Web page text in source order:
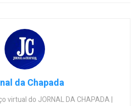
da Chapada
virtual do JORNAL DA CHAPADA |